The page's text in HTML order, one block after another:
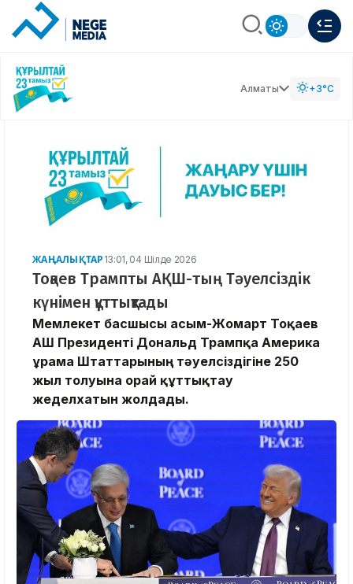
Алматы +3°C
ЖАҢАЛЫҚТАР 13:01, 04 Шілде 2026
Тоқаев Трампты АҚШ-тың Тәуелсіздік
күнімен құттықтады
Мемлекет басшысы Қасым-Жомарт Тоқаев
АҚШ Президенті Дональд Трампқа Америка
Құрама Штаттарының тәуелсіздігіне 250
жыл толуына орай құттықтау
жеделхатын жолдады.